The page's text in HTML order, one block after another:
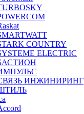
COUNTRY
ELECTRIC
ИНЖИНИРИНГ